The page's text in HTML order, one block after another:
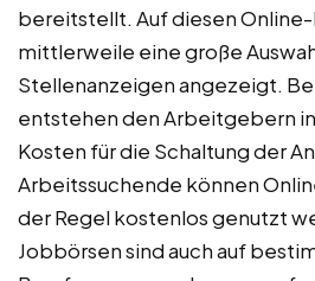
bereitstellt. Auf diesen
mittlerweile eine große
Stellenanzeigen angezeigt.
entstehen den Arbeitgebern
Kosten für die Schaltung der
Arbeitssuchende können
der Regel kostenlos genutzt
Jobbörsen sind auch auf